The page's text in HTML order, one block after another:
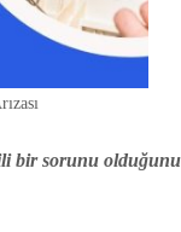
bir sorunu olduğunu